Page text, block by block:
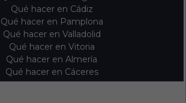
Qué hacer en Cádiz
Qué hacer en Pamplona
Qué hacer en Valladolid
Qué hacer en Vitoria
Qué hacer en Almería
Qué hacer en Cáceres